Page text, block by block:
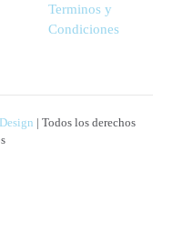
Terminos y
Condiciones
| Todos los derechos